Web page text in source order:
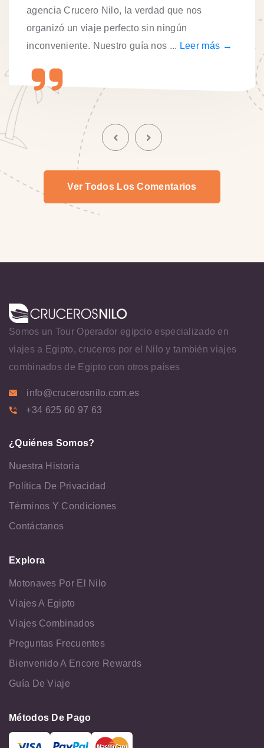
agencia Crucero Nilo, la verdad que nos
organizó un viaje perfecto sin ningún
inconveniente. Nuestro guía nos ... Leer más →
Ver Todos Los Comentarios
Somos un Tour Operador egipcio especializado en
viajes a Egipto, cruceros por el Nilo y también viajes
combinados de Egipto con otros países
info@crucerosnilo.com.es
+34 625 60 97 63
¿Quiénes Somos?
Nuestra Historia
Política De Privacidad
Términos Y Condiciones
Contáctanos
Explora
Motonaves Por El Nilo
Viajes A Egipto
Viajes Combinados
Preguntas Frecuentes
Bienvenido A Encore Rewards
Guía De Viaje
Métodos De Pago